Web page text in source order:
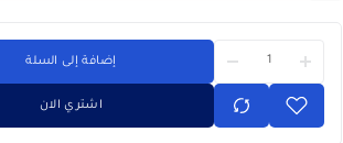
إضافة إلى السلة
اشتري الان